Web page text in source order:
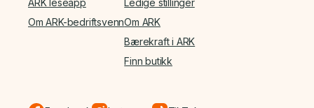
ARK leseapp
Om ARK-bedriftsvenn
Ledige stillinger
Om ARK
Bærekraft i ARK
Finn butikk